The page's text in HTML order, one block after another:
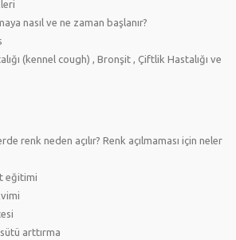
nasıl ve ne zaman başlanır?
(kennel cough) , Bronşit , Çiftlik Hastalığı ve
renk neden açılır? Renk açılmaması için neler
eğitimi
arttırma